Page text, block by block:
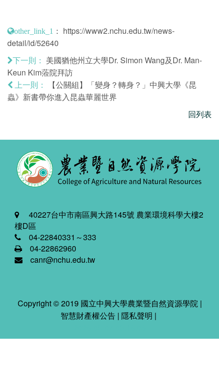
other_link_1 ： https://www2.nchu.edu.tw/news-
detail/id/52640
下一則：
美國猶他州立大學Dr. Simon Wang及Dr. Man-
Keun Kim蒞院拜訪
上一則：
【公關組】「變身？轉身？」中興大學《昆
蟲》新書帶你進入昆蟲華麗世界
回列表
40227台中市南區興大路145號 農業環境科學大樓2
樓D區
04-22840331～333
04-22862960
canr@nchu.edu.tw
Copyright © 2019 國立中興大學農業暨自然資源學院 |
智慧財產權公告 | 隱私聲明 |